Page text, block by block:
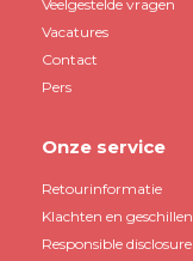
Veelgestelde vragen
Vacatures
Contact
Pers
Onze service
Retourinformatie
Klachten en geschillen
Responsible disclosure